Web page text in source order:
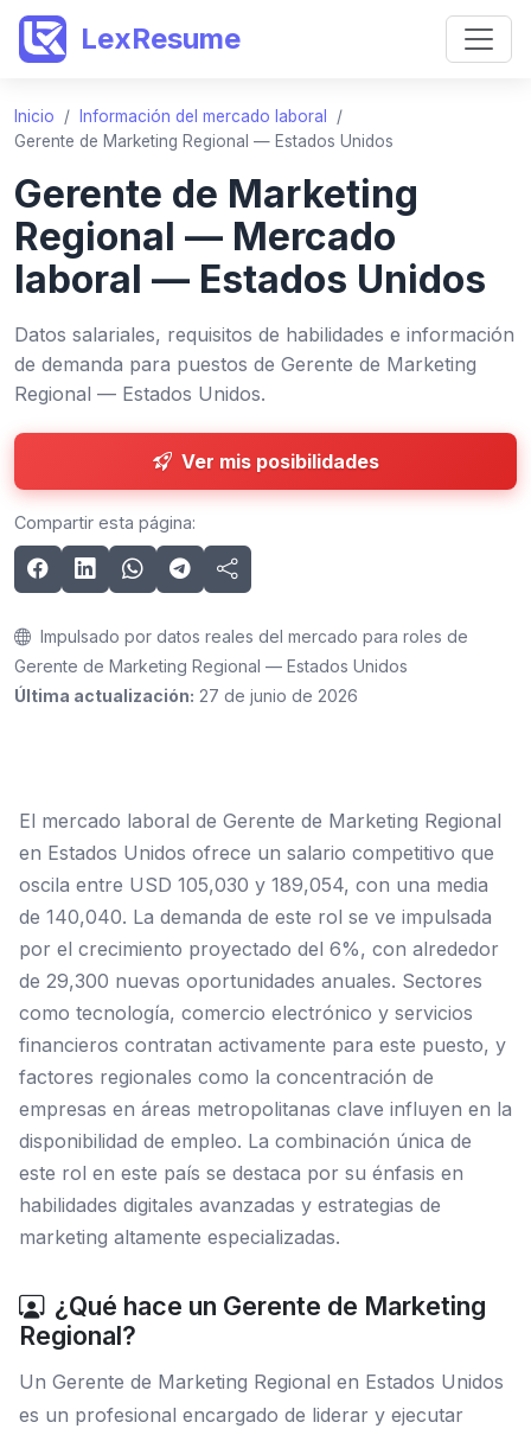
LexResume
Inicio / Información del mercado laboral
/
Gerente de Marketing Regional — Estados Unidos
Gerente de Marketing
Regional — Mercado
laboral — Estados Unidos
Datos salariales, requisitos de habilidades e información
de demanda para puestos de Gerente de Marketing
Regional — Estados Unidos.
Ver mis posibilidades
Compartir esta página:
Impulsado por datos reales del mercado para roles de
Gerente de Marketing Regional — Estados Unidos
Última actualización: 27 de junio de 2026
El mercado laboral de Gerente de Marketing Regional
en Estados Unidos ofrece un salario competitivo que
oscila entre USD 105,030 y 189,054, con una media
de 140,040. La demanda de este rol se ve impulsada
por el crecimiento proyectado del 6%, con alrededor
de 29,300 nuevas oportunidades anuales. Sectores
como tecnología, comercio electrónico y servicios
financieros contratan activamente para este puesto, y
factores regionales como la concentración de
empresas en áreas metropolitanas clave influyen en la
disponibilidad de empleo. La combinación única de
este rol en este país se destaca por su énfasis en
habilidades digitales avanzadas y estrategias de
marketing altamente especializadas.
¿Qué hace un Gerente de Marketing
Regional?
Un Gerente de Marketing Regional en Estados Unidos
es un profesional encargado de liderar y ejecutar